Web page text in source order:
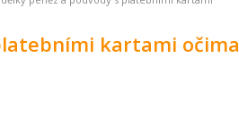
kartami očima